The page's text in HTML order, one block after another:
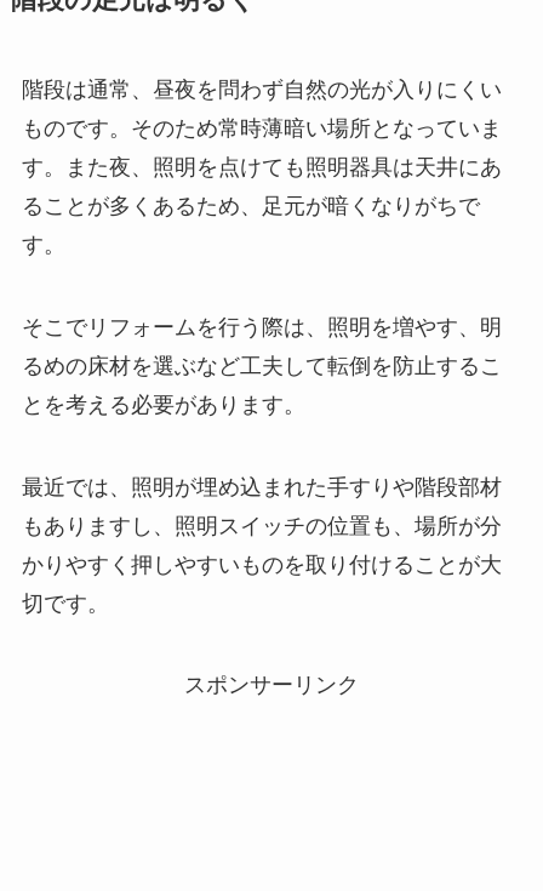
階段は通常、昼夜を問わず自然の光が入りにくい
ものです。そのため常時薄暗い場所となっていま
す。また夜、照明を点けても照明器具は天井にあ
ることが多くあるため、足元が暗くなりがちで
す。
そこでリフォームを行う際は、照明を増やす、明
るめの床材を選ぶなど工夫して転倒を防止するこ
とを考える必要があります。
最近では、照明が埋め込まれた手すりや階段部材
もありますし、照明スイッチの位置も、場所が分
かりやすく押しやすいものを取り付けることが大
切です。
スポンサーリンク